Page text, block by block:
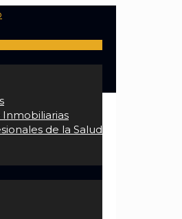
de la Salud